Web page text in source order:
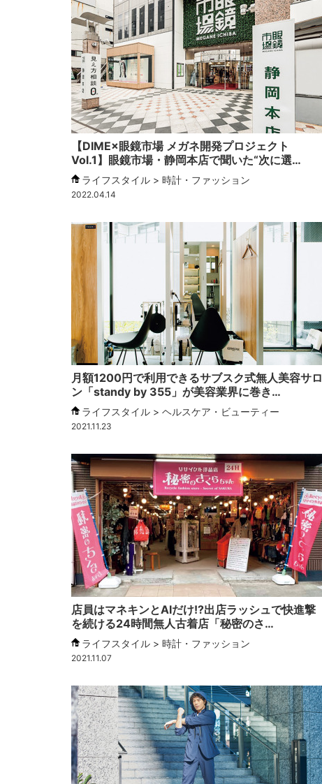
【DIME×眼鏡市場 メガネ開発プロジェクト
Vol.1】眼鏡市場・静岡本店で聞いた“次に選…
ライフスタイル > 時計・ファッション
2022.04.14
月額1200円で利用できるサブスク式無人美容サロ
ン「standy by 355」が美容業界に巻き…
ライフスタイル > ヘルスケア・ビューティー
2021.11.23
店員はマネキンとAIだけ!?出店ラッシュで快進撃
を続ける24時間無人古着店「秘密のさ…
ライフスタイル > 時計・ファッション
2021.11.07